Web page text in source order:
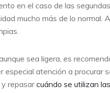
en el caso de las
mucho más de lo normal.
sea ligera, es
atención a procurar
y repasarcuándo se utilizan